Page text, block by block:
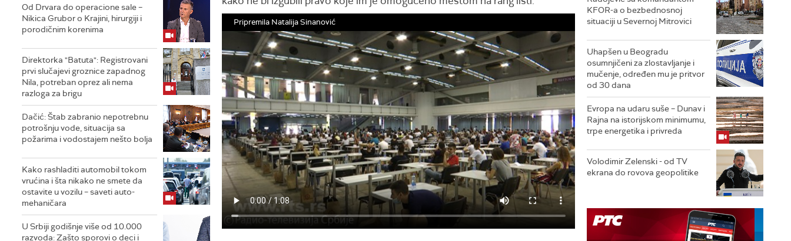
Od Drvara do operacione sale –
Nikica Grubor o Krajini, hirurgiji i
porodičnim korenima
Direktorka "Batuta": Registrovani
prvi slučajevi groznice zapadnog
Nila, potreban oprez ali nema
razloga za brigu
Dačić: Štab zabranio nepotrebnu
potrošnju vode, situacija sa
požarima i vodostajem nešto bolja
Kako rashladiti automobil tokom
vrućina i šta nikako ne smete da
ostavite u vozilu – saveti auto-
mehaničara
U Srbiji godišnje više od 10.000
razvoda: Zašto sporovi o deci i
Pripremila Natalija Sinanović
KFOR-a o bezbednosnoj
situaciji u Severnoj Mitrovici
Uhapšen u Beogradu
osumnjičeni za zlostavljanje i
mučenje, određen mu je pritvor
od 30 dana
Evropa na udaru suše – Dunav i
Rajna na istorijskom minimumu,
trpe energetika i privreda
Volodimir Zelenski - od TV
ekrana do rovova geopolitike